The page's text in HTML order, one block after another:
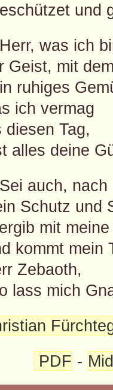
und
was ich
Geist, mit
ruhiges
ich vermag
diesen Tag,
alles deine
auch,
Schutz und
mit
kommt mein
Zebaoth,
lass mich
PDF -